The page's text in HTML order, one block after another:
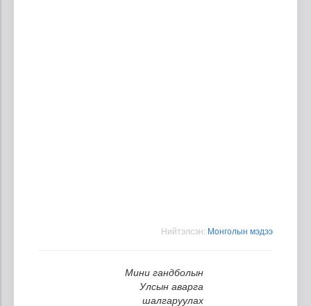
Нийтэлсэн: Moнголын мэдээ
Мини гандболын
Улсын аварга
шалгаруулах